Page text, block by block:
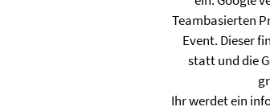
Teambasierten
Event. Dieser
statt und die
Ihr werdet ein